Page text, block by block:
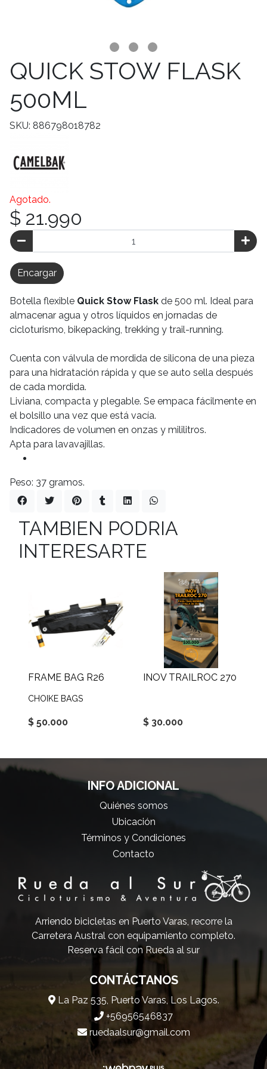
QUICK STOW FLASK
500ML
SKU: 886798018782
Agotado.
$ 21.990
Encargar
Botella flexible Quick Stow Flask de 500 ml. Ideal para
almacenar agua y otros líquidos en jornadas de
cicloturismo, bikepacking, trekking y trail-running.
Cuenta con válvula de mordida de silicona de una pieza
para una hidratación rápida y que se auto sella después
de cada mordida.
Liviana, compacta y plegable. Se empaca fácilmente en
el bolsillo una vez que está vacía.
Indicadores de volumen en onzas y mililitros.
Apta para lavavajillas.
Peso: 37 gramos.
TAMBIEN PODRIA
INTERESARTE
FRAME BAG R26
CHOIKE BAGS
$ 50.000
INOV TRAILROC 270
$ 30.000
INFO ADICIONAL
Quiénes somos
Ubicación
Términos y Condiciones
Contacto
Arriendo bicicletas en Puerto Varas, recorre la
Carretera Austral con equipamiento completo.
Reserva fácil con Rueda al sur
CONTÁCTANOS
La Paz 535, Puerto Varas, Los Lagos.
+56956546837
ruedaalsur@gmail.com